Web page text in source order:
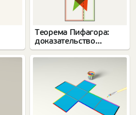
Теорема Пифагора:
доказательство
Евклида